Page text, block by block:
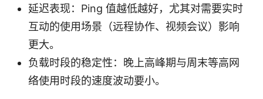
延迟表现：Ping 值越低越好，尤其对需要实时
互动的使用场景（远程协作、视频会议）影响
更大。
负载时段的稳定性：晚上高峰期与周末等高网
络使用时段的速度波动要小。